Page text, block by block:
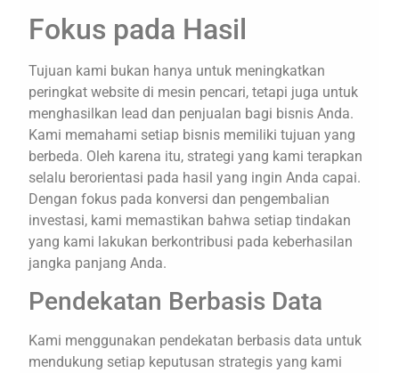
Fokus pada Hasil
Tujuan kami bukan hanya untuk meningkatkan
peringkat website di mesin pencari, tetapi juga untuk
menghasilkan lead dan penjualan bagi bisnis Anda.
Kami memahami setiap bisnis memiliki tujuan yang
berbeda. Oleh karena itu, strategi yang kami terapkan
selalu berorientasi pada hasil yang ingin Anda capai.
Dengan fokus pada konversi dan pengembalian
investasi, kami memastikan bahwa setiap tindakan
yang kami lakukan berkontribusi pada keberhasilan
jangka panjang Anda.
Pendekatan Berbasis Data
Kami menggunakan pendekatan berbasis data untuk
mendukung setiap keputusan strategis yang kami